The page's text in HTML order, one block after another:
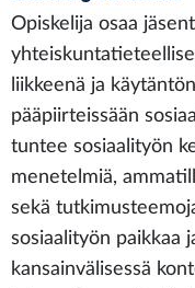
Opiskelija osaa
liikkeenä ja
pääpiirteissään
tuntee sosiaalityön
menetelmiä,
sekä
sosiaalityön paikkaa
kansainvälisessä